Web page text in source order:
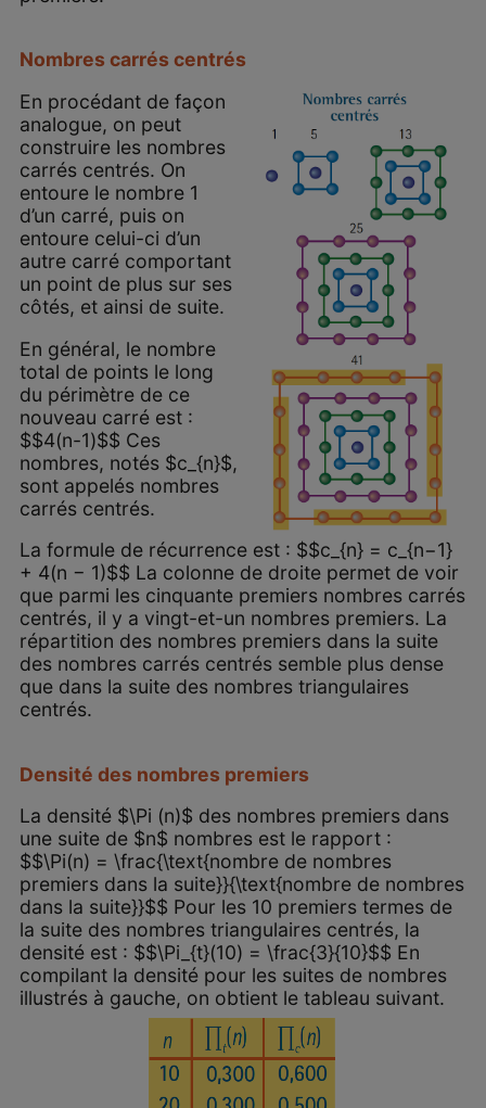
Nombres carrés centrés
En procédant de façon
analogue, on peut
construire les nombres
carrés centrés. On
entoure le nombre 1
d’un carré, puis on
entoure celui-ci d’un
autre carré comportant
un point de plus sur ses
côtés, et ainsi de suite.
En général, le nombre
total de points le long
du périmètre de ce
nouveau carré est :
$$4(n-1)$$ Ces
nombres, notés $c_{n}$,
sont appelés nombres
carrés centrés.
La formule de récurrence est : $$c_{n} = c_{n−1}
+ 4(n − 1)$$ La colonne de droite permet de voir
que parmi les cinquante premiers nombres carrés
centrés, il y a vingt-et-un nombres premiers. La
répartition des nombres premiers dans la suite
des nombres carrés centrés semble plus dense
que dans la suite des nombres triangulaires
centrés.
Densité des nombres premiers
La densité $\Pi (n)$ des nombres premiers dans
une suite de $n$ nombres est le rapport :
$$\Pi(n) = \frac{\text{nombre de nombres
premiers dans la suite}}{\text{nombre de nombres
dans la suite}}$$ Pour les 10 premiers termes de
la suite des nombres triangulaires centrés, la
densité est : $$\Pi_{t}(10) = \frac{3}{10}$$ En
compilant la densité pour les suites de nombres
illustrés à gauche, on obtient le tableau suivant.